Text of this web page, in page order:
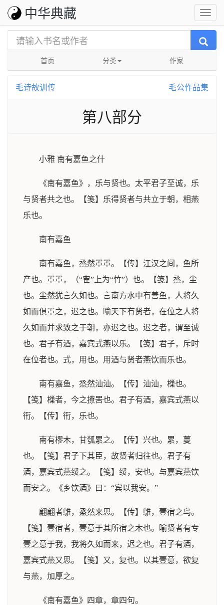
中华典藏
首页 分类 作家
毛诗故训传 毛公作品集
第八部分
小雅 南有嘉鱼之什
《南有嘉鱼》，乐与贤也。太平君子至诚，乐
与贤者共之也。【笺】乐得贤者与共立于朝，相燕
乐也。
南有嘉鱼
南有嘉鱼，烝然罩罩。【传】江汉之间，鱼所
产也。罩罩，（“隺”上为“竹”）也。【笺】烝，尘
也。尘然犹言久如也。言南方水中有善鱼，人将久
如而俱罩之，迟之也。喻天下有贤者，在位之人将
久如而并求致之于朝，亦迟之也。迟之者，谓至诚
也。君子有酒，嘉宾式燕以乐。【笺】君子，斥时
在位者也。式，用也。用酒与贤者燕饮而乐也。
南有嘉鱼，烝然汕汕。【传】汕汕，樔也。
【笺】樔者，今之撩罟也。君子有酒，嘉宾式燕以
衎。【传】衎，乐也。
南有樛木，甘瓠累之。【传】兴也。累，蔓
也。【笺】君子下其臣，故贤者归往也。君子有
酒，嘉宾式燕绥之。【笺】绥，安也。与嘉宾燕饮
而安之。《乡饮酒》曰：“宾以我安。”
翩翩者鵻，烝然来思。【传】鵻，壹宿之鸟。
【笺】壹宿者，壹意于其所宿之木也。喻贤者有专
壹之意于我，我将久如而来，迟之也。君子有酒，
嘉宾式燕又思。【笺】又，复也。以其壹意，欲复
与燕，加厚之。
《南有嘉鱼》四章，章四句。